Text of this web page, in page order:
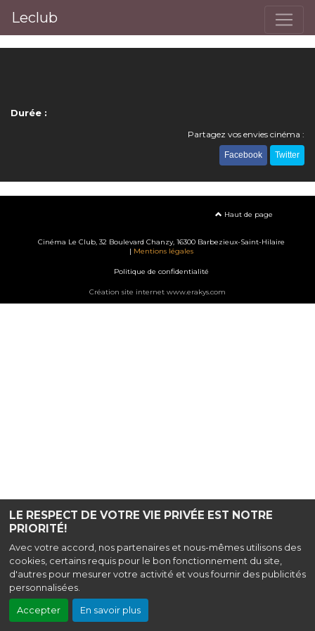
LE RESPECT DE VOTRE VIE PRIVÉE EST NOTRE
PRIORITÉ!
Avec votre accord, nos partenaires et nous-mêmes utilisons des
cookies, certains requis pour le bon fonctionnement du site,
d'autres pour mesurer votre activité et vous fournir des publicités
personnalisées.
Accepter En savoir plus
Leclub
Durée :
Partagez vos envies cinéma :
Facebook Twitter
Haut de page
Cinéma Le Club, 32 Boulevard Chanzy, 16300 Barbezieux-Saint-Hilaire
| Mentions légales
Politique de confidentialité
Création site internet www.erakys.com